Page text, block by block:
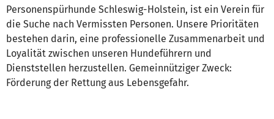
Personenspürhunde Schleswig-Holstein, ist ein Verein für
die Suche nach Vermissten Personen. Unsere Prioritäten
bestehen darin, eine professionelle Zusammenarbeit und
Loyalität zwischen unseren Hundeführern und
Dienststellen herzustellen. Gemeinnütziger Zweck:
Förderung der Rettung aus Lebensgefahr.